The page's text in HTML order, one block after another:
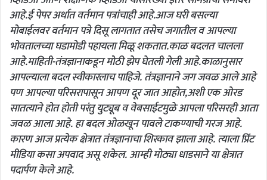
आहे.ई पेपर अर्थात वर्तमान पत्रांचाही आहे.आज घरी बसल्या
मोबाईलवर वर्तमान पत्रे दिसू लागतात तसेच जगातील व आपल्या
भोवतालच्या घडामोडी पहायला मिळू शकतात.काळ बदलत चालला
आहे.माहिती-तंत्रज्ञानाकडून मोठी झेप घेतली गेली आहे.काळानुसार
आपल्याला बदल स्वीकारलाच पाहिजे. तंत्रज्ञानाने जग जवळ आले आहे
पण आपल्या परिसरापासून आपण दूर जात आहोत,अशी एक ओरड
सातत्याने होत होती परंतु युट्यूब व वेबसाईटमुळे आपला परिसरही आता
जवळ आला आहे. हा बदल ओळखून पावले टाकण्याची गरज आहे.
कारण आज प्रत्येक क्षेत्रात तंत्रज्ञानाचा शिरकाव झाला आहे. त्याला प्रिंट
मीडिया कसा अपवाद असू शकेल. आम्ही मोठ्या धाडसाने या क्षेत्रात
पदार्पण केले आहे.